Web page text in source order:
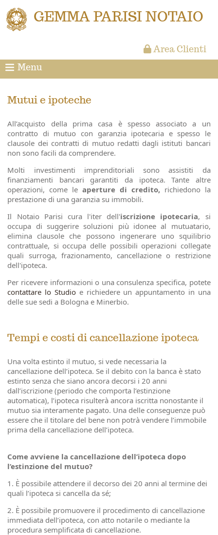
GEMMA PARISI NOTAIO
Area Clienti
Menu
Mutui e ipoteche
All’acquisto della prima casa è spesso associato a un
contratto di mutuo con garanzia ipotecaria e spesso le
clausole dei contratti di mutuo redatti dagli istituti bancari
non sono facili da comprendere.
Molti investimenti imprenditoriali sono assistiti da
finanziamenti bancari garantiti da ipoteca. Tante altre
operazioni, come leaperture di credito,richiedono la
prestazione di una garanzia su immobili.
Il Notaio Parisi cura l'iter dell'iscrizione ipotecaria, si
occupa di suggerire soluzioni più idonee al mutuatario,
elimina clausole che possono ingenerare uno squilibrio
contrattuale, si occupa delle possibili operazioni collegate
quali surroga, frazionamento, cancellazione o restrizione
dell'ipoteca.
Per ricevere informazioni o una consulenza specifica, potete
contattare lo Studio e richiedere un appuntamento in una
delle sue sedi a Bologna e Minerbio.
Tempi e costi di cancellazione ipoteca
Una volta estinto il mutuo, si vede necessaria la
cancellazione dell’ipoteca. Se il debito con la banca è stato
estinto senza che siano ancora decorsi i 20 anni
dall’iscrizione (periodo che comporta l’estinzione
automatica), l’ipoteca risulterà ancora iscritta nonostante il
mutuo sia interamente pagato. Una delle conseguenze può
essere che il titolare del bene non potrà vendere l’immobile
prima della cancellazione dell’ipoteca.
Come avviene la cancellazione dell’ipoteca dopo
l’estinzione del mutuo?
1. È possibile attendere il decorso dei 20 anni al termine dei
quali l’ipoteca si cancella da sé;
2. È possibile promuovere il procedimento di cancellazione
immediata dell’ipoteca, con atto notarile o mediante la
procedura semplificata di cancellazione.